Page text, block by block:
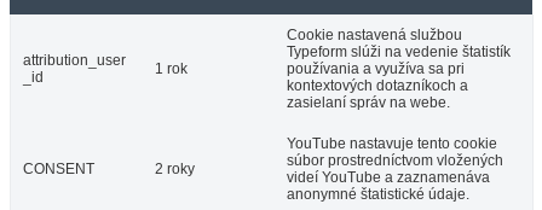
attribution_user
_id
1 rok
Cookie nastavená službou
Typeform slúži na vedenie štatistík
používania a využíva sa pri
kontextových dotazníkoch a
zasielaní správ na webe.
CONSENT 2 roky
YouTube nastavuje tento cookie
súbor prostredníctvom vložených
videí YouTube a zaznamenáva
anonymné štatistické údaje.